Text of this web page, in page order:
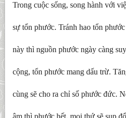
Trong cuộc sống, song hành với
sự tổn phước. Tránh hao tổn
này thì nguồn phước ngày càng
cộng, tổn phước mang dấu trừ.
cùng sẽ cho ra chỉ số phước đức.
âm thì phước hết, mọi thứ sẽ sụp